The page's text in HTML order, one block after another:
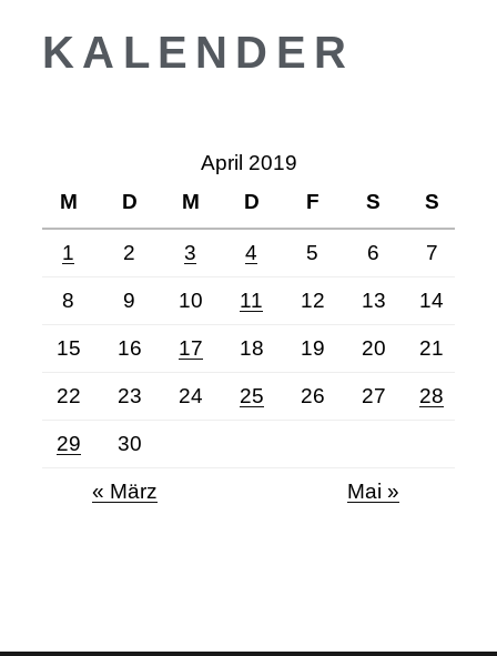
KALENDER
April 2019
M
D M D F S S
1 2 3 4 5 6 7
8 9 10 11 12 13 14
15 16 17 18 19 20 21
22 23 24 25 26 27 28
29 30
« März Mai »